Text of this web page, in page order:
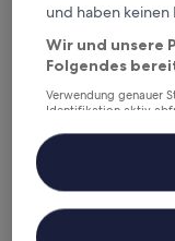
Hotel Corvin
und haben keinen
Wir und unsere
Folgendes
Verwendung genauer
Identifikation aktiv
Inhalte, Messung von
Zielgruppenforschung
Liste der Partner